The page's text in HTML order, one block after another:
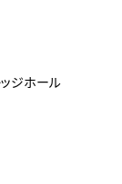
ジホール